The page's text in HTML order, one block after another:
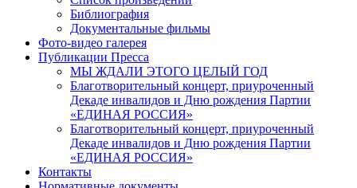
Библиография
Документальные фильмы
Фото-видео галерея
Публикации Пресса
МЫ ЖДАЛИ ЭТОГО ЦЕЛЫЙ ГОД
Благотворительный концерт, приуроченный
Декаде инвалидов и Дню рождения Партии
«ЕДИНАЯ РОССИЯ»
Благотворительный концерт, приуроченный
Декаде инвалидов и Дню рождения Партии
«ЕДИНАЯ РОССИЯ»
Контакты